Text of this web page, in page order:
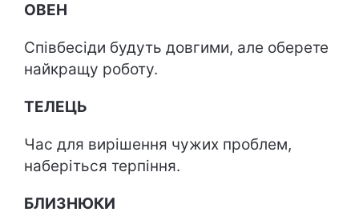
ОВЕН
Співбесіди будуть довгими, але оберете
найкращу роботу.
ТЕЛЕЦЬ
Час для вирішення чужих проблем,
наберіться терпіння.
БЛИЗНЮКИ